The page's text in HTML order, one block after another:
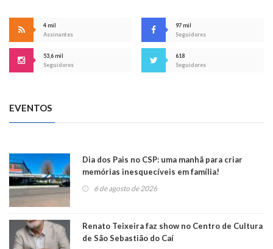
4 mil
Assinantes
97 mil
Seguidores
53,6 mil
Seguidores
618
Seguidores
EVENTOS
Dia dos Pais no CSP: uma manhã para criar
memórias inesquecíveis em família!
6 de agosto de 2026
Renato Teixeira faz show no Centro de Cultura
de São Sebastião do Caí